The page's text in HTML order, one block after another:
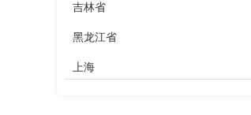
吉林省
黑龙江省
上海